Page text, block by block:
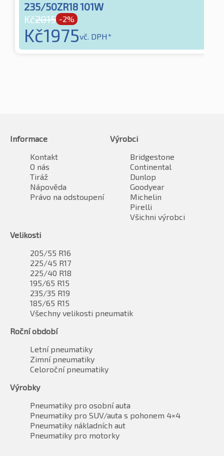
235/50ZR18 101W
Kč2015 -2%
Kč1975vč. DPH*
Informace
Kontakt
O nás
Tiráž
Nápověda
Právo na odstoupení
Výrobci
Bridgestone
Continental
Dunlop
Goodyear
Michelin
Pirelli
Všichni výrobci
Velikosti
205/55 R16
225/45 R17
225/40 R18
195/65 R15
235/35 R19
185/65 R15
Všechny velikosti pneumatik
Roční období
Letní pneumatiky
Zimní pneumatiky
Celoroční pneumatiky
Výrobky
Pneumatiky pro osobní auta
Pneumatiky pro SUV/auta s pohonem 4×4
Pneumatiky nákladních aut
Pneumatiky pro motorky